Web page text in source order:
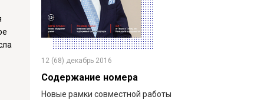
12 (68) декабрь 2016
Содержание номера
Новые рамки совместной работы